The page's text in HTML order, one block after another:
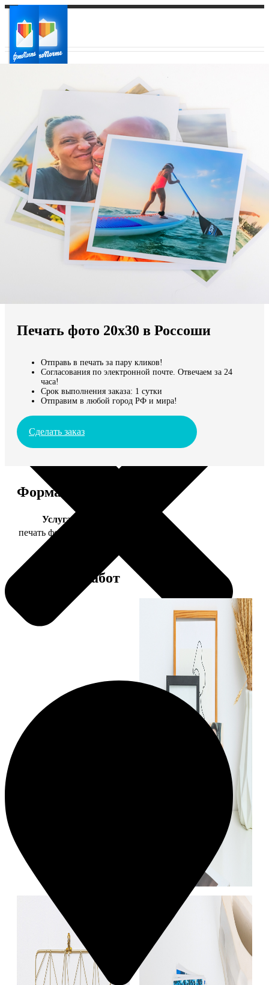
Ваш регион доставки
Выберите из списка:
Мы доставляем по всему миру
Продолжить без города
Печать фото 20х30 в Россоши
Отправь в печать за пару кликов!
Согласования по электронной почте. Отвечаем за 24
часа!
Срок выполнения заказа: 1 сутки
Отправим в любой город РФ и мира!
Сделать заказ
Форматы и цены
Услуга
печать фото 20х30
Примеры работ